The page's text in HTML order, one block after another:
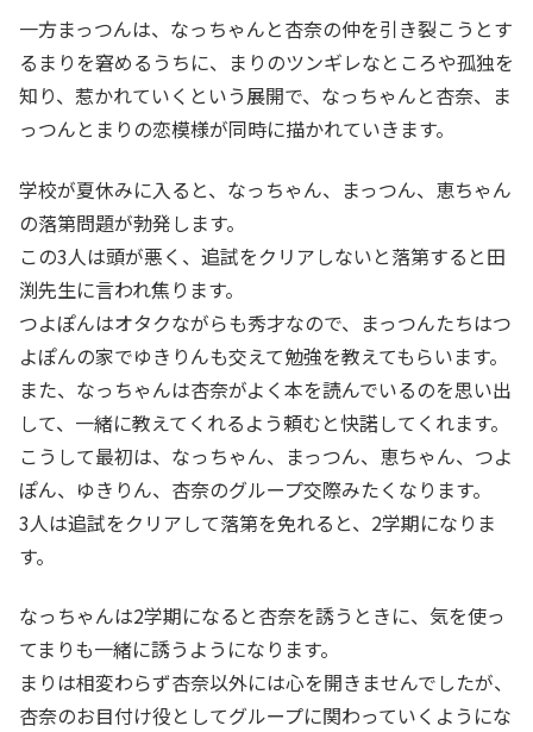
一方まっつんは、なっちゃんと杏奈の仲を引き裂こうとす
るまりを窘めるうちに、まりのツンギレなところや孤独を
知り、惹かれていくという展開で、なっちゃんと杏奈、ま
っつんとまりの恋模様が同時に描かれていきます。
学校が夏休みに入ると、なっちゃん、まっつん、恵ちゃん
の落第問題が勃発します。
この3人は頭が悪く、追試をクリアしないと落第すると田
渕先生に言われ焦ります。
つよぽんはオタクながらも秀才なので、まっつんたちはつ
よぽんの家でゆきりんも交えて勉強を教えてもらいます。
また、なっちゃんは杏奈がよく本を読んでいるのを思い出
して、一緒に教えてくれるよう頼むと快諾してくれます。
こうして最初は、なっちゃん、まっつん、恵ちゃん、つよ
ぽん、ゆきりん、杏奈のグループ交際みたくなります。
3人は追試をクリアして落第を免れると、2学期になりま
す。
なっちゃんは2学期になると杏奈を誘うときに、気を使っ
てまりも一緒に誘うようになります。
まりは相変わらず杏奈以外には心を開きませんでしたが、
杏奈のお目付け役としてグループに関わっていくようにな